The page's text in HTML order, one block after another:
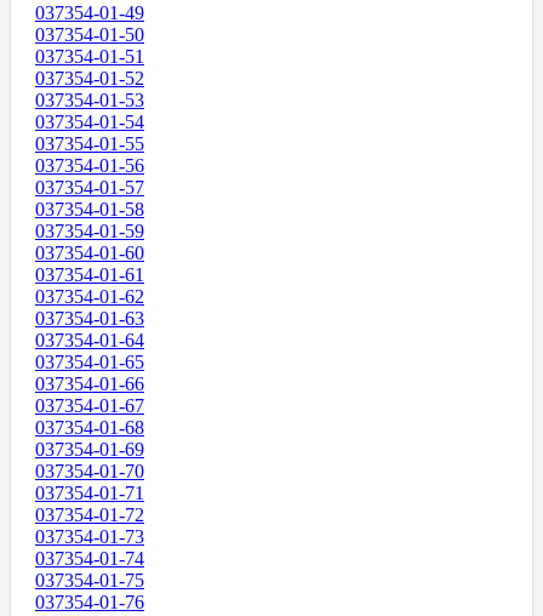
037354-01-49
037354-01-50
037354-01-51
037354-01-52
037354-01-53
037354-01-54
037354-01-55
037354-01-56
037354-01-57
037354-01-58
037354-01-59
037354-01-60
037354-01-61
037354-01-62
037354-01-63
037354-01-64
037354-01-65
037354-01-66
037354-01-67
037354-01-68
037354-01-69
037354-01-70
037354-01-71
037354-01-72
037354-01-73
037354-01-74
037354-01-75
037354-01-76